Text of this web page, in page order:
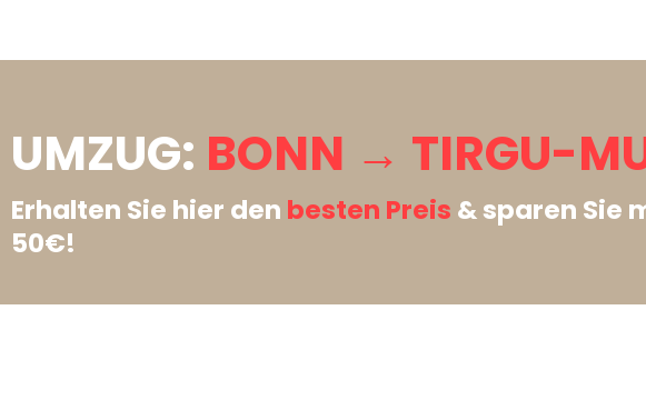
UMZUG: BONN → TIRGU-
Erhalten Sie hier den besten Preis & sparen Sie
50€!